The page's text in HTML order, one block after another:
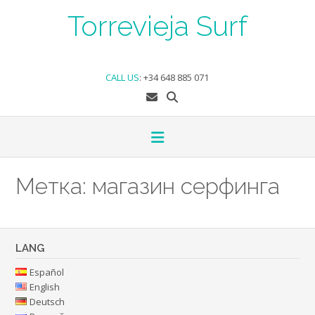
Torrevieja Surf
CALL US: +34 648 885 071
Метка: магазин серфинга
LANG
Español
English
Deutsch